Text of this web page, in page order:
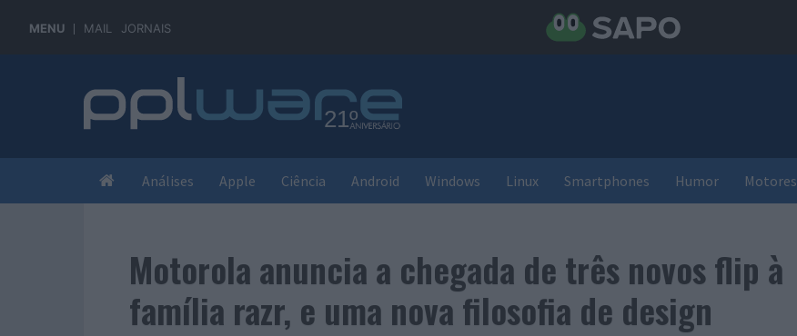
MENU MAIL JORNAIS
Análises Apple Ciência Android Windows Linux Smartphones Humor Motores
Motorola anuncia a chegada de três novos flip à
família razr, e uma nova filosofia de design